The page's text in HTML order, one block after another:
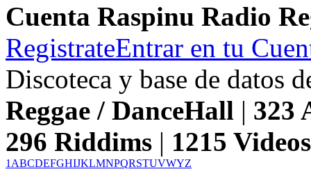
Cuenta Raspinu Radio
RegistrateEntrar en tu
Discoteca y base de datos
Reggae / DanceHall | 323
296 Riddims | 1215
1 ABCDEFGHIJKLMNPQRSTUVWYZ